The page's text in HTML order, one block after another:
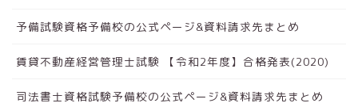
予備試験資格予備校の公式ページ&資料請求先まとめ
賃貸不動産経営管理士試験 【令和2年度】合格発表(2020)
司法書士資格試験予備校の公式ページ&資料請求先まとめ